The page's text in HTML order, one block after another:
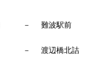
－ 難波駅前
－ 渡辺橋北詰